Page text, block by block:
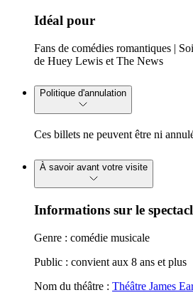
Idéal pour
Fans de comédies romantiques |
de Huey Lewis et The News
Politique d'annulation
Ces billets ne peuvent être ni
À savoir avant votre visite
Informations sur le
Genre : comédie musicale
Public : convient aux 8 ans et plus
Nom du théâtre : Théâtre James